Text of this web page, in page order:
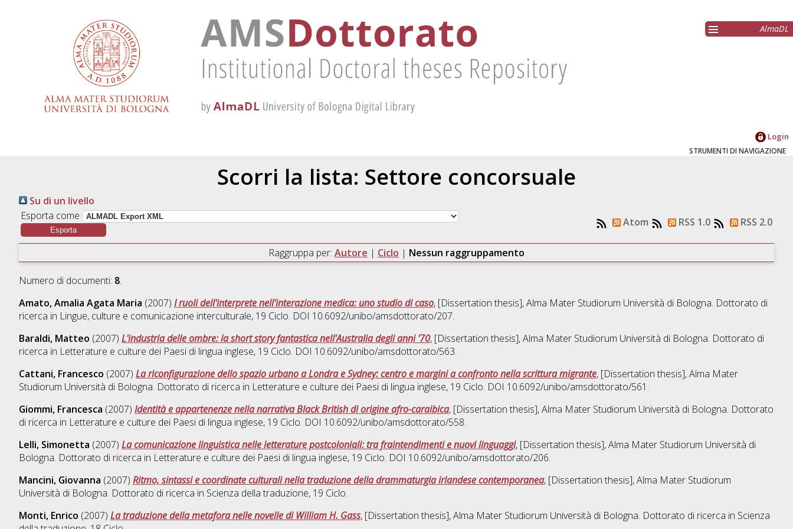
AlmaDL
Login
STRUMENTI DI NAVIGAZIONE
Scorri la lista: Settore concorsuale
Su di un livello
Esporta come
Atom RSS 1.0 RSS 2.0
Raggruppa per: Autore | Ciclo | Nessun raggruppamento
Numero di documenti: 8.
Amato, Amalia Agata Maria (2007) I ruoli dell'interprete nell'interazione medica: uno studio di caso, [Dissertation thesis], Alma Mater Studiorum Università di Bologna. Dottorato di
ricerca in Lingue, culture e comunicazione interculturale, 19 Ciclo. DOI 10.6092/unibo/amsdottorato/207.
Baraldi, Matteo (2007) L'industria delle ombre: la short story fantastica nell'Australia degli anni '70, [Dissertation thesis], Alma Mater Studiorum Università di Bologna. Dottorato di
ricerca in Letterature e culture dei Paesi di lingua inglese, 19 Ciclo. DOI 10.6092/unibo/amsdottorato/563.
Cattani, Francesco (2007) La riconfigurazione dello spazio urbano a Londra e Sydney: centro e margini a confronto nella scrittura migrante, [Dissertation thesis], Alma Mater
Studiorum Università di Bologna. Dottorato di ricerca in Letterature e culture dei Paesi di lingua inglese, 19 Ciclo. DOI 10.6092/unibo/amsdottorato/561.
Giommi, Francesca (2007) Identità e appartenenze nella narrativa Black British di origine afro-caraibica, [Dissertation thesis], Alma Mater Studiorum Università di Bologna. Dottorato
di ricerca in Letterature e culture dei Paesi di lingua inglese, 19 Ciclo. DOI 10.6092/unibo/amsdottorato/558.
Lelli, Simonetta (2007) La comunicazione linguistica nelle letterature postcoloniali: tra fraintendimenti e nuovi linguaggi, [Dissertation thesis], Alma Mater Studiorum Università di
Bologna. Dottorato di ricerca in Letterature e culture dei Paesi di lingua inglese, 19 Ciclo. DOI 10.6092/unibo/amsdottorato/206.
Mancini, Giovanna (2007) Ritmo, sintassi e coordinate culturali nella traduzione della drammaturgia irlandese contemporanea, [Dissertation thesis], Alma Mater Studiorum
Università di Bologna. Dottorato di ricerca in Scienza della traduzione, 19 Ciclo.
Monti, Enrico (2007) La traduzione della metafora nelle novelle di William H. Gass, [Dissertation thesis], Alma Mater Studiorum Università di Bologna. Dottorato di ricerca in Scienza